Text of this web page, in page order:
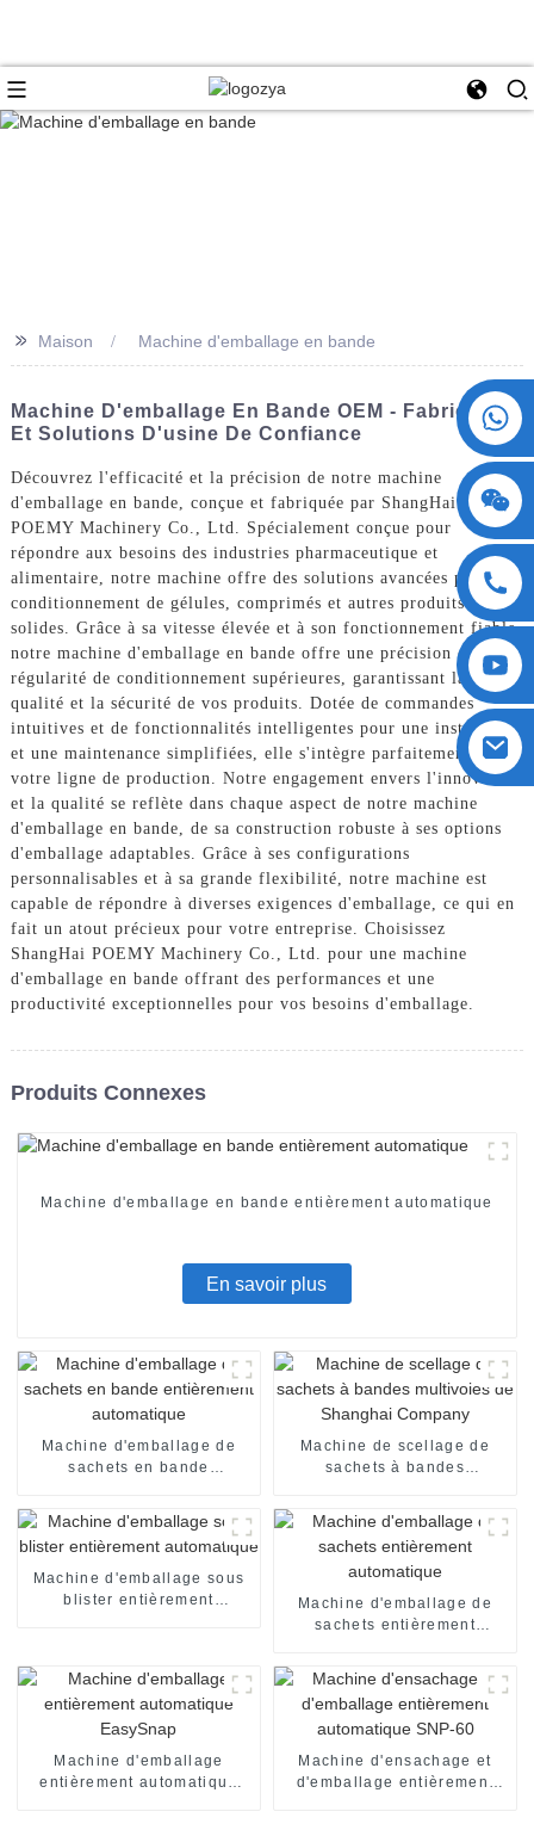
+86 15730993174
>> Maison Machine d'emballage en bande
Machine D'emballage En Bande OEM - Fabricant
Et Solutions D'usine De Confiance
Découvrez l'efficacité et la précision de notre machine
d'emballage en bande, conçue et fabriquée par ShangHai
POEMY Machinery Co., Ltd. Spécialement conçue pour
répondre aux besoins des industries pharmaceutique et
alimentaire, notre machine offre des solutions avancées pour le
conditionnement de gélules, comprimés et autres produits
solides. Grâce à sa vitesse élevée et à son fonctionnement fiable,
notre machine d'emballage en bande offre une précision et une
régularité de conditionnement supérieures, garantissant la
qualité et la sécurité de vos produits. Dotée de commandes
intuitives et de fonctionnalités intelligentes pour une installation
et une maintenance simplifiées, elle s'intègre parfaitement à
votre ligne de production. Notre engagement envers l'innovation
et la qualité se reflète dans chaque aspect de notre machine
d'emballage en bande, de sa construction robuste à ses options
d'emballage adaptables. Grâce à ses configurations
personnalisables et à sa grande flexibilité, notre machine est
capable de répondre à diverses exigences d'emballage, ce qui en
fait un atout précieux pour votre entreprise. Choisissez
ShangHai POEMY Machinery Co., Ltd. pour une machine
d'emballage en bande offrant des performances et une
productivité exceptionnelles pour vos besoins d'emballage.
Produits Connexes
Machine d'emballage en bande entièrement automatique
En savoir plus
Machine d'emballage de
sachets en bande
Machine de scellage de
sachets à bandes
Machine d'emballage sous
blister entièrement
Machine d'emballage de
sachets entièrement
Machine d'emballage
entièrement automatique
Machine d'ensachage et
d'emballage entièrement